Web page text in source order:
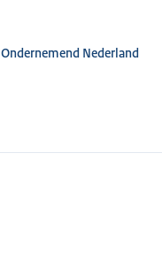
Nederland